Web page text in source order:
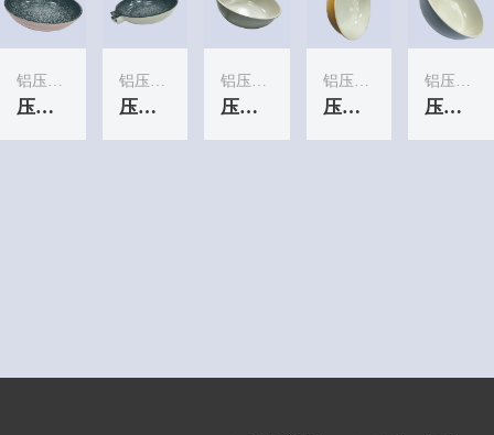
铝压铸服务
压铸煎锅
铝压铸服务
压铸煎锅
铝压铸服务
压铸煎锅
铝压铸服务
压铸煎锅
铝压铸服务
压铸煎锅